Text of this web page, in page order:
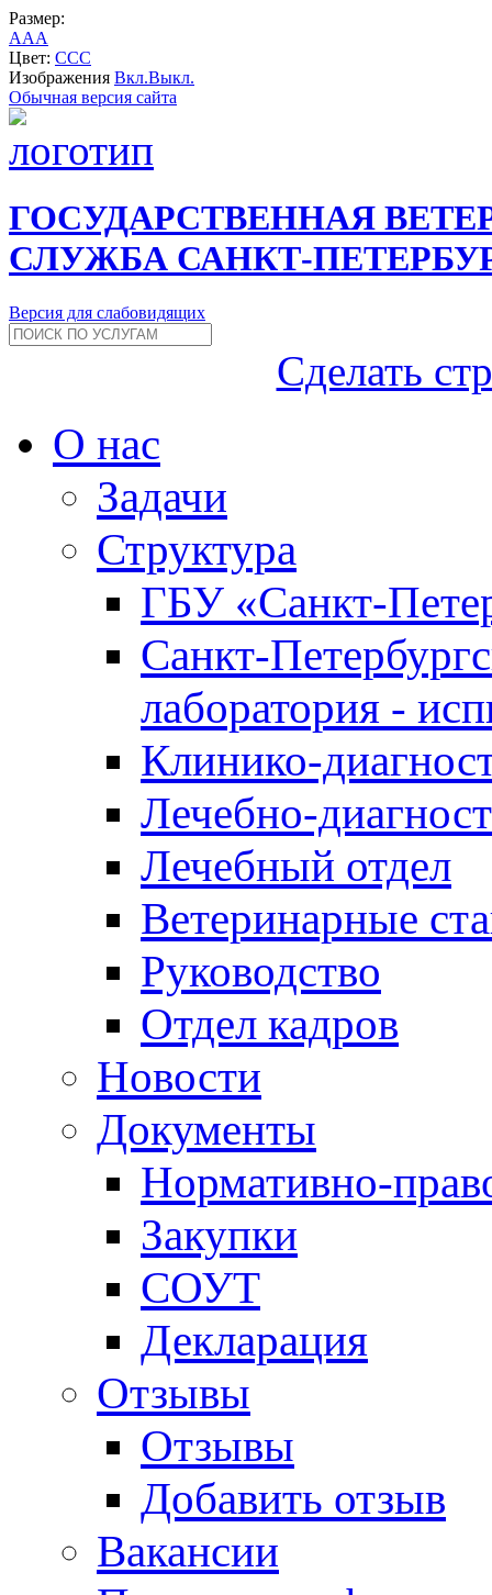
Размер:
AAA
Цвет: CCC
Изображения Вкл.Выкл.
Обычная версия сайта
ГОСУДАРСТВЕННАЯ
СЛУЖБА САНКТ-
Версия для слабовидящих
Сделать
О нас
Задачи
Структура
ГБУ «Санкт-
Санкт-
лаборатория -
Клинико-
Лечебно-
Лечебный отдел
Ветеринарные
Руководство
Отдел кадров
Новости
Документы
Нормативно-
Закупки
СОУТ
Декларация
Отзывы
Отзывы
Добавить отзыв
Вакансии